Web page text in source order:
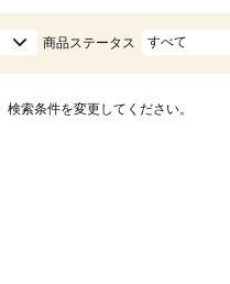
商品ステータス すべて
索条件を変更してください。